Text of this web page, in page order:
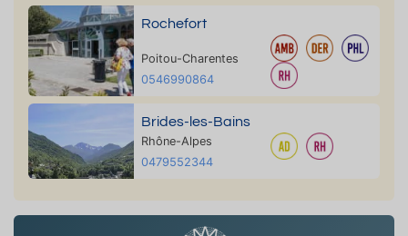
Rochefort
Poitou-Charentes
0546990864
Brides-les-Bains
Rhône-Alpes
0479552344